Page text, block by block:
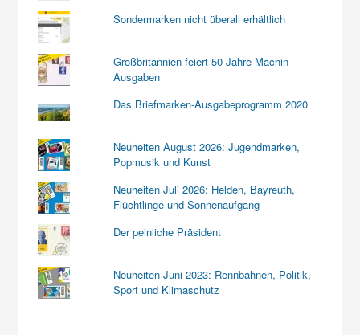
Sondermarken nicht überall erhältlich
Großbritannien feiert 50 Jahre Machin-
Ausgaben
Das Briefmarken-Ausgabeprogramm 2020
Neuheiten August 2026: Jugendmarken,
Popmusik und Kunst
Neuheiten Juli 2026: Helden, Bayreuth,
Flüchtlinge und Sonnenaufgang
Der peinliche Präsident
Neuheiten Juni 2023: Rennbahnen, Politik,
Sport und Klimaschutz